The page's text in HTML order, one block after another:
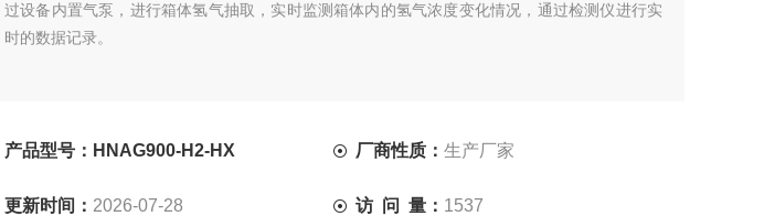
过设备内置气泵，进行箱体氢气抽取，实时监测箱体内的氢气浓度变化情况，通过检测仪进行实
时的数据记录。
产品型号：HNAG900-H2-HX 厂商性质： 生产厂家
更新时间： 2026-07-28 访 问 量： 1537